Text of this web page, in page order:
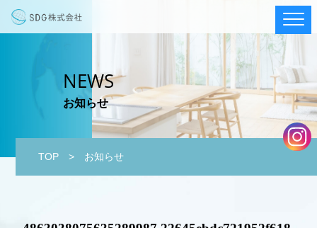
NEWS
お知らせ
TOP > お知らせ